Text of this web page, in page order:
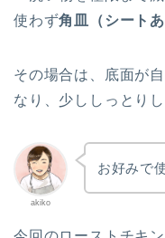
使わず角皿（シート
その場合は、底面が
なり、少ししっとり
akiko
お好みで